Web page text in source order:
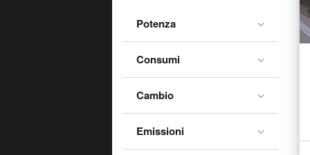
159 SportWagon (2006-
164 (1987-98)
166 (1998-04)
Potenza
Consumi
Cambio
Emissioni